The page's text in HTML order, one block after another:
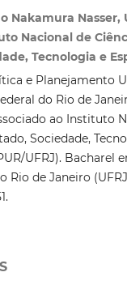
Nakamura
Nacional de
Tecnologia e
e Planejamento
do Rio de
ao Instituto
Sociedade,
UFRJ). Bacharel
Rio de Janeiro